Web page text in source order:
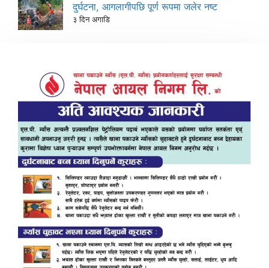
दुर्घटना, आगलागीपछि पूर्ण रूपमा जलेर नष्ट
३ दिन अगाडि